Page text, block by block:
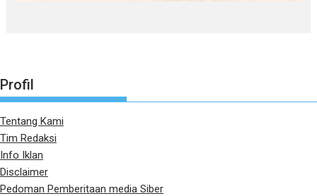
Profil
Tentang Kami
Tim Redaksi
Info Iklan
Disclaimer
Pedoman Pemberitaan media Siber